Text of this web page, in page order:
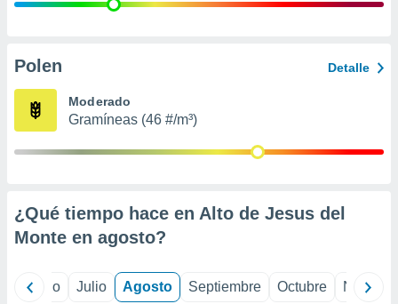
e
publicidad
Polen Detalle
Moderado
Gramíneas (46 #/m³)
¿Qué tiempo hace en Alto de Jesus del
Monte en agosto?
Junio Julio Agosto Septiembre Octubre